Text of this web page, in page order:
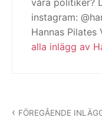
instagram:
Hannas Pilates
alla inlägg av
FÖREGÅENDE